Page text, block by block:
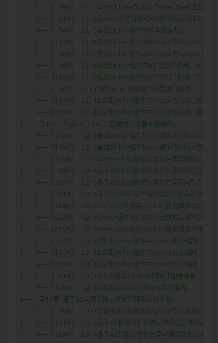
    ├── [ 39M]  11-3基于Ollama实现Go与DeepSeek交互
├── [ 11M]  11-4基于Go语言封装AIGC应用核心组件Infer
    ├── [ 74M]  11-5实现Infer组件中模型调度封装
├── [163M]  11-6实现Infer组件中prompt与output解析
├── [ 58M]  11-7实现Infer组件中prompt与output解析
    ├── [ 90M]  11-8实现Infer组件中AI“记忆”机制（上）
    ├── [119M]  11-9实现Infer组件中AI“记忆”机制（下）
    ├── [ 68M]  11-10对Infer组件整个调度运行监控
├── [103M]  11-11实现Infer组件中Chain链路核心模块（
└── [137M]  11-12实现Infer组件中Chain链路核心模块（
├──  第12章 构建AI Chat高效管理和运营系统服务/
│   ├── [132M]  12-1集成Infer组件核心功能以及Chat接口设
│   ├── [138M]  12-2集成Infer组件核心功能以及Chat接口设
│   ├── [120M]  12-3基于AIChat快捷处理文件读写功能之内容
│   ├── [ 49M]  12-4基于AIChat快捷处理文件读写功能之文件
│   ├── [237M]  12-5基于AIChat快捷处理文件读写功能之文件
│   ├── [ 21M]  12-6基于AIChat基于系统指标分析系统运行状
│   ├── [169M]  12-7Infer组件封装AIChat数据库读写Chain
│   ├── [214M]  12-8Infer组件封装AIChat数据库读写Chain
│   ├── [215M]  12-9infer组件封装AIChat数据图表可视化工
│   ├── [ 43M]  12-10实现Infer组件中Agent核心机制（上）
│   ├── [132M]  12-11实现Infer组件中Agent核心机制（中）
│   ├── [218M]  12-12实现Infer组件中Agent核心机制（下）
│   ├── [ 51M]  12-13将系统指标问题绘制统计图表报告
│   └── [126M]  12-14实现AIChat对外API接口服务
├──  第13章 基于AI实现智能自动化管理和监控系统/
│   ├── [ 16M]  13-1功能分析-系统性能指标异常AI系统问题分
│   ├── [121M]  13-2基于AI智能分析系统异常情况之核心
│   ├── [168M]  13-3基于AI智能分析系统异常情况之核心